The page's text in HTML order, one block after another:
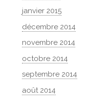
janvier 2015
décembre 2014
novembre 2014
octobre 2014
septembre 2014
août 2014